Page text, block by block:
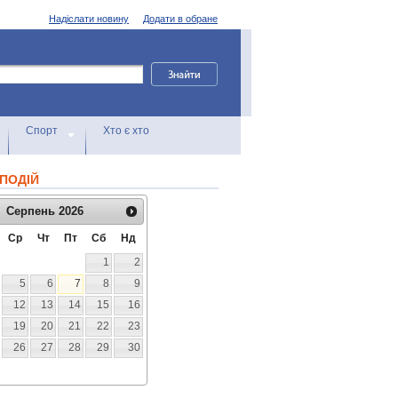
Додати в обране
Надіслати новину
Спорт Хто є хто
Серпень 2026
Ср Чт Пт Сб
Нд
1
2
5 6 7 8
9
12 13 14 15
16
19 20 21 22
23
26 27 28 29
30